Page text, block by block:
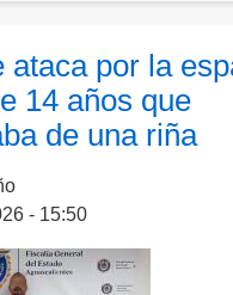
ataca por la
14 años que
de una riña
- 15:50